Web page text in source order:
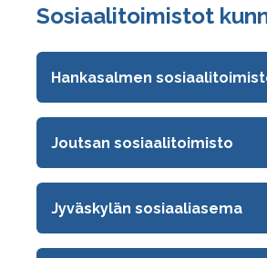
Sosiaalitoimistot
Hankasalmen
Joutsan sosiaalitoimisto
Jyväskylän sosiaaliasema